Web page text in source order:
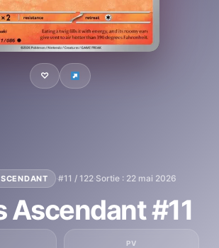
♡
·#11 / 122·Sortie : 22 mai 2026
Ascendant #11
PV